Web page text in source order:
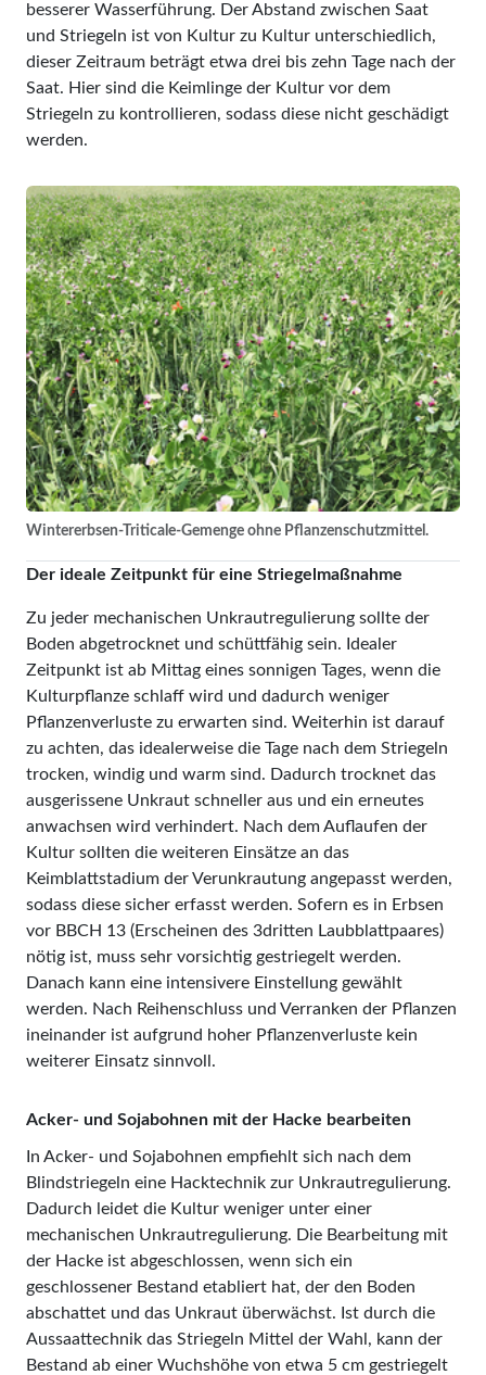
besserer Wasserführung. Der Abstand zwischen Saat
und Striegeln ist von Kultur zu Kultur unterschiedlich,
dieser Zeitraum beträgt etwa drei bis zehn Tage nach der
Saat. Hier sind die Keimlinge der Kultur vor dem
Striegeln zu kontrollieren, sodass diese nicht geschädigt
werden.
Wintererbsen-Triticale-Gemenge ohne Pflanzenschutzmittel.
Der ideale Zeitpunkt für eine Striegelmaßnahme
Zu jeder mechanischen Unkrautregulierung sollte der
Boden abgetrocknet und schüttfähig sein. Idealer
Zeitpunkt ist ab Mittag eines sonnigen Tages, wenn die
Kulturpflanze schlaff wird und dadurch weniger
Pflanzenverluste zu erwarten sind. Weiterhin ist darauf
zu achten, das idealerweise die Tage nach dem Striegeln
trocken, windig und warm sind. Dadurch trocknet das
ausgerissene Unkraut schneller aus und ein erneutes
anwachsen wird verhindert. Nach dem Auflaufen der
Kultur sollten die weiteren Einsätze an das
Keimblattstadium der Verunkrautung angepasst werden,
sodass diese sicher erfasst werden. Sofern es in Erbsen
vor BBCH 13 (Erscheinen des 3dritten Laubblattpaares)
nötig ist, muss sehr vorsichtig gestriegelt werden.
Danach kann eine intensivere Einstellung gewählt
werden. Nach Reihenschluss und Verranken der Pflanzen
ineinander ist aufgrund hoher Pflanzenverluste kein
weiterer Einsatz sinnvoll.
Acker- und Sojabohnen mit der Hacke bearbeiten
In Acker- und Sojabohnen empfiehlt sich nach dem
Blindstriegeln eine Hacktechnik zur Unkrautregulierung.
Dadurch leidet die Kultur weniger unter einer
mechanischen Unkrautregulierung. Die Bearbeitung mit
der Hacke ist abgeschlossen, wenn sich ein
geschlossener Bestand etabliert hat, der den Boden
abschattet und das Unkraut überwächst. Ist durch die
Aussaattechnik das Striegeln Mittel der Wahl, kann der
Bestand ab einer Wuchshöhe von etwa 5 cm gestriegelt